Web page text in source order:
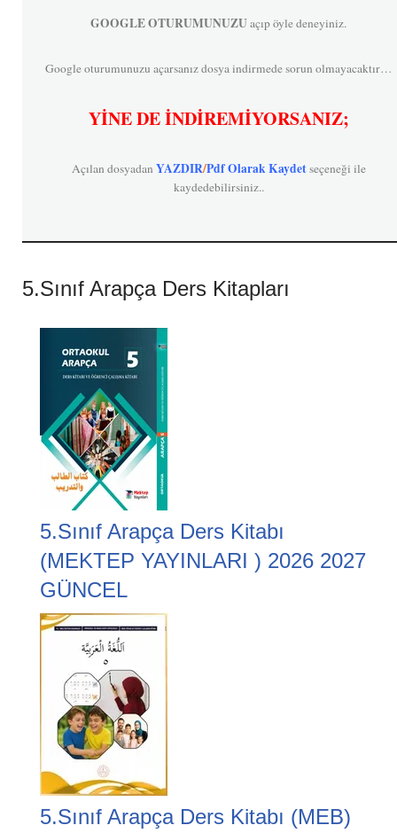
GOOGLE OTURUMUNUZUaçıp öyle deneyiniz.
Google oturumunuzu açarsanız dosya indirmede sorun olmayacaktır…
YİNE DE İNDİREMİYORSANIZ;
Açılan dosyadan YAZDIR/Pdf Olarak Kaydetseçeneği ile
kaydedebilirsiniz..
5.Sınıf Arapça Ders Kitapları
5.Sınıf Arapça Ders Kitabı
(MEKTEP YAYINLARI ) 2026 2027
GÜNCEL
5.Sınıf Arapça Ders Kitabı (MEB)